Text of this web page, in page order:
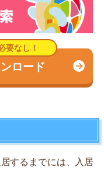
ロード
するまでには、入居